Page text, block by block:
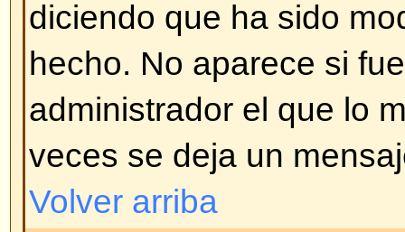
guía a la que puede acceder
ingreso de mensajes.
Depende de si el administrador
qué etiquetas están permitidas.